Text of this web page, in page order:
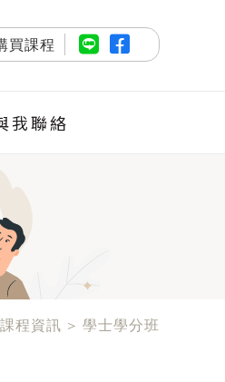
買課程
我聯絡
程資訊 > 學士學分班